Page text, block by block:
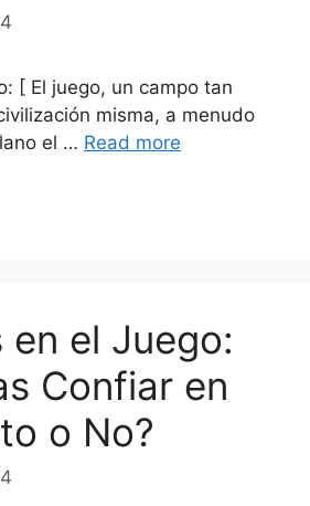
[ El juego, un campo tan
misma, a menudo
el … Read more
en el Juego:
Confiar en
o No?